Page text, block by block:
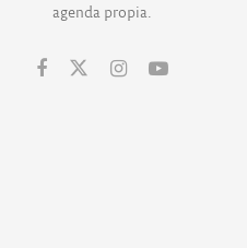
agenda propia.